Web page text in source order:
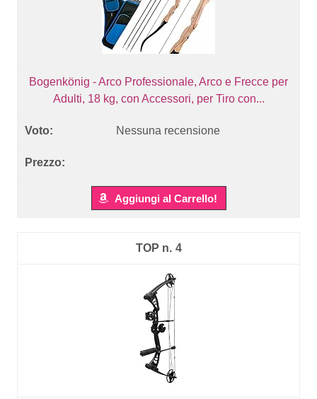
Bogenkönig - Arco Professionale, Arco e Frecce per
Adulti, 18 kg, con Accessori, per Tiro con...
Nessuna recensione
Aggiungi al Carrello!
4